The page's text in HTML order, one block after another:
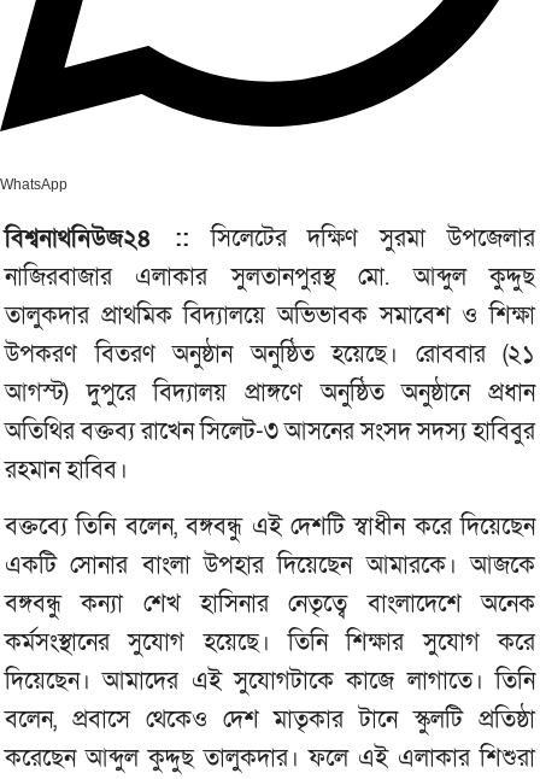
WhatsApp
বিশ্বনাথনিউজ২৪ :: সিলেটের দক্ষিণ সুরমা উপজেলার
নাজিরবাজার এলাকার সুলতানপুরস্থ মো. আব্দুল কুদ্দুছ
তালুকদার প্রাথমিক বিদ্যালয়ে অভিভাবক সমাবেশ ও শিক্ষা
উপকরণ বিতরণ অনুষ্ঠান অনুষ্ঠিত হয়েছে। রোববার (২১
আগস্ট) দুপুরে বিদ্যালয় প্রাঙ্গণে অনুষ্ঠিত অনুষ্ঠানে প্রধান
অতিথির বক্তব্য রাখেন সিলেট-৩ আসনের সংসদ সদস্য হাবিবুর
রহমান হাবিব।
বক্তব্যে তিনি বলেন, বঙ্গবন্ধু এই দেশটি স্বাধীন করে দিয়েছেন
একটি সোনার বাংলা উপহার দিয়েছেন আমারকে। আজকে
বঙ্গবন্ধু কন্যা শেখ হাসিনার নেতৃত্বে বাংলাদেশে অনেক
কর্মসংস্থানের সুযোগ হয়েছে। তিনি শিক্ষার সুযোগ করে
দিয়েছেন। আমাদের এই সুযোগটাকে কাজে লাগাতে। তিনি
বলেন, প্রবাসে থেকেও দেশ মাতৃকার টানে স্কুলটি প্রতিষ্ঠা
করেছেন আব্দুল কুদ্দুছ তালুকদার। ফলে এই এলাকার শিশুরা